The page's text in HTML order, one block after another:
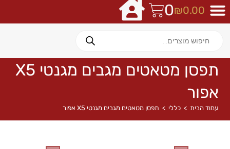
₪0.00
0
תפסן מטאטים מגבים מגנטי X5
אפור
עמוד הבית > כללי > תפסן מטאטים מגבים מגנטי X5 אפור